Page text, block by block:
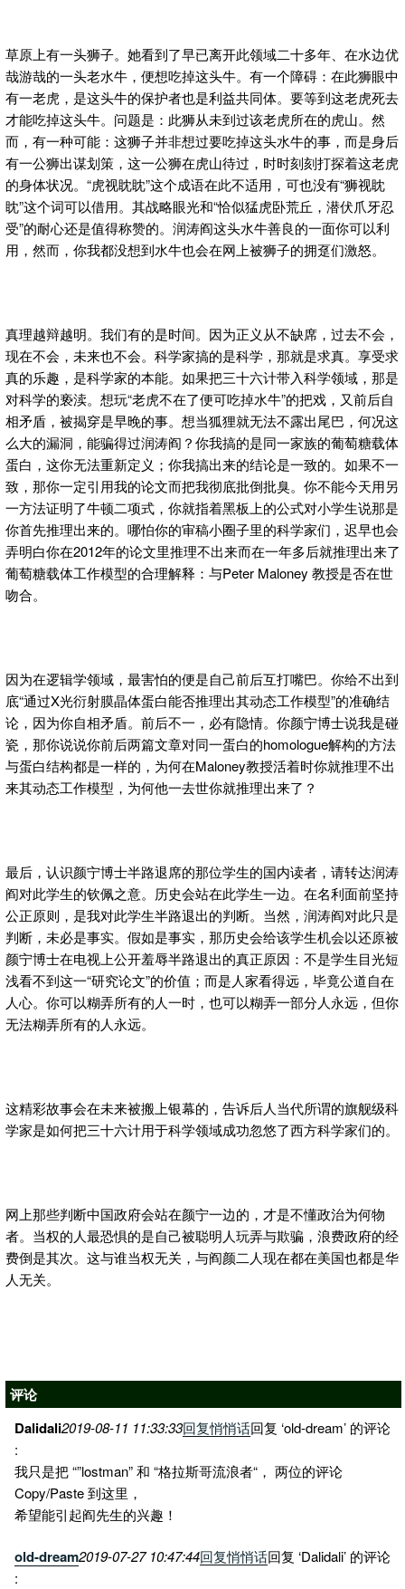
草原上有一头狮子。她看到了早已离开此领域二十多年、在水边优
哉游哉的一头老水牛，便想吃掉这头牛。有一个障碍：在此狮眼中
有一老虎，是这头牛的保护者也是利益共同体。要等到这老虎死去
才能吃掉这头牛。问题是：此狮从未到过该老虎所在的虎山。然
而，有一种可能：这狮子并非想过要吃掉这头水牛的事，而是身后
有一公狮出谋划策，这一公狮在虎山待过，时时刻刻打探着这老虎
的身体状况。“虎视眈眈”这个成语在此不适用，可也没有“狮视眈
眈”这个词可以借用。其战略眼光和“恰似猛虎卧荒丘，潜伏爪牙忍
受”的耐心还是值得称赞的。润涛阎这头水牛善良的一面你可以利
用，然而，你我都没想到水牛也会在网上被狮子的拥趸们激怒。
真理越辩越明。我们有的是时间。因为正义从不缺席，过去不会，
现在不会，未来也不会。科学家搞的是科学，那就是求真。享受求
真的乐趣，是科学家的本能。如果把三十六计带入科学领域，那是
对科学的亵渎。想玩“老虎不在了便可吃掉水牛”的把戏，又前后自
相矛盾，被揭穿是早晚的事。想当狐狸就无法不露出尾巴，何况这
么大的漏洞，能骗得过润涛阎？你我搞的是同一家族的葡萄糖载体
蛋白，这你无法重新定义；你我搞出来的结论是一致的。如果不一
致，那你一定引用我的论文而把我彻底批倒批臭。你不能今天用另
一方法证明了牛顿二项式，你就指着黑板上的公式对小学生说那是
你首先推理出来的。哪怕你的审稿小圈子里的科学家们，迟早也会
弄明白你在2012年的论文里推理不出来而在一年多后就推理出来了
葡萄糖载体工作模型的合理解释：与Peter Maloney 教授是否在世
吻合。
因为在逻辑学领域，最害怕的便是自己前后互打嘴巴。你给不出到
底“通过X光衍射膜晶体蛋白能否推理出其动态工作模型”的准确结
论，因为你自相矛盾。前后不一，必有隐情。你颜宁博士说我是碰
瓷，那你说说你前后两篇文章对同一蛋白的homologue解构的方法
与蛋白结构都是一样的，为何在Maloney教授活着时你就推理不出
来其动态工作模型，为何他一去世你就推理出来了？
最后，认识颜宁博士半路退席的那位学生的国内读者，请转达润涛
阎对此学生的钦佩之意。历史会站在此学生一边。在名利面前坚持
公正原则，是我对此学生半路退出的判断。当然，润涛阎对此只是
判断，未必是事实。假如是事实，那历史会给该学生机会以还原被
颜宁博士在电视上公开羞辱半路退出的真正原因：不是学生目光短
浅看不到这一“研究论文”的价值；而是人家看得远，毕竟公道自在
人心。你可以糊弄所有的人一时，也可以糊弄一部分人永远，但你
无法糊弄所有的人永远。
这精彩故事会在未来被搬上银幕的，告诉后人当代所谓的旗舰级科
学家是如何把三十六计用于科学领域成功忽悠了西方科学家们的。
网上那些判断中国政府会站在颜宁一边的，才是不懂政治为何物
者。当权的人最恐惧的是自己被聪明人玩弄与欺骗，浪费政府的经
费倒是其次。这与谁当权无关，与阎颜二人现在都在美国也都是华
人无关。
评论
Dalidali2019-08-11 11:33:33回复悄悄话回复 ‘old-dream’ 的评论
:
我只是把 “”lostman” 和 “格拉斯哥流浪者“， 两位的评论
Copy/Paste 到这里，
希望能引起阎先生的兴趣！
old-dream2019-07-27 10:47:44回复悄悄话回复 ‘Dalidali’ 的评论
: